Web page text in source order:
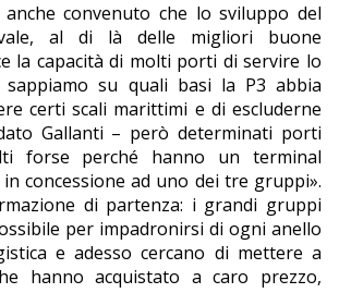
convenuto che lo sviluppo del
al di là delle migliori buone
la capacità di molti porti di servire lo
sappiamo su quali basi la P3 abbia
certi scali marittimi e di escluderne
Gallanti – però determinati porti
forse perché hanno un terminal
concessione ad uno dei tre gruppi».
di partenza: i grandi gruppi
per impadronirsi di ogni anello
e adesso cercano di mettere a
hanno acquistato a caro prezzo,